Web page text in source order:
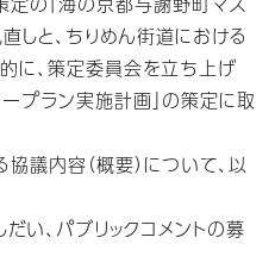
しと、ちりめん街道における
に、策定委員会を立ち上げ
プラン実施計画」の策定に取
議内容（概要）について、以
い、パブリックコメントの募